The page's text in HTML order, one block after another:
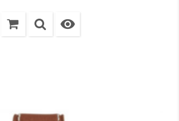
